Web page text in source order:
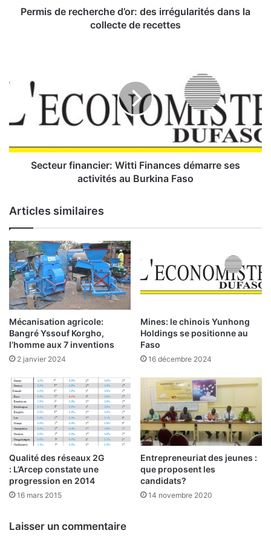
h
’
r
i
r
r
é
g
u
l
a
i
t
é
d
a
n
s
a
c
o
l
l
t
Permis de recherche d’or: des irrégularités dans la
collecte de recettes
r
i
i
e
r
:
W
i
t
t
i
F
i
n
n
c
e
s
d
é
m
a
r
r
s
e
Secteur financier: Witti Finances démarre ses
activités au Burkina Faso
Articles similaires
Mécanisation agricole:
Bangré Yssouf Korgho,
l’homme aux 7 inventions
2 janvier 2024
Mines: le chinois Yunhong
Holdings se positionne au
Faso
16 décembre 2024
Qualité des réseaux 2G
: L’Arcep constate une
progression en 2014
16 mars 2015
Entrepreneuriat des jeunes :
que proposent les
candidats?
14 novembre 2020
Laisser un commentaire